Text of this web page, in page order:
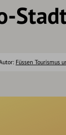
Füssen Tourismus